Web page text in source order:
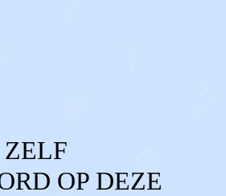
ZELF
OP DEZE